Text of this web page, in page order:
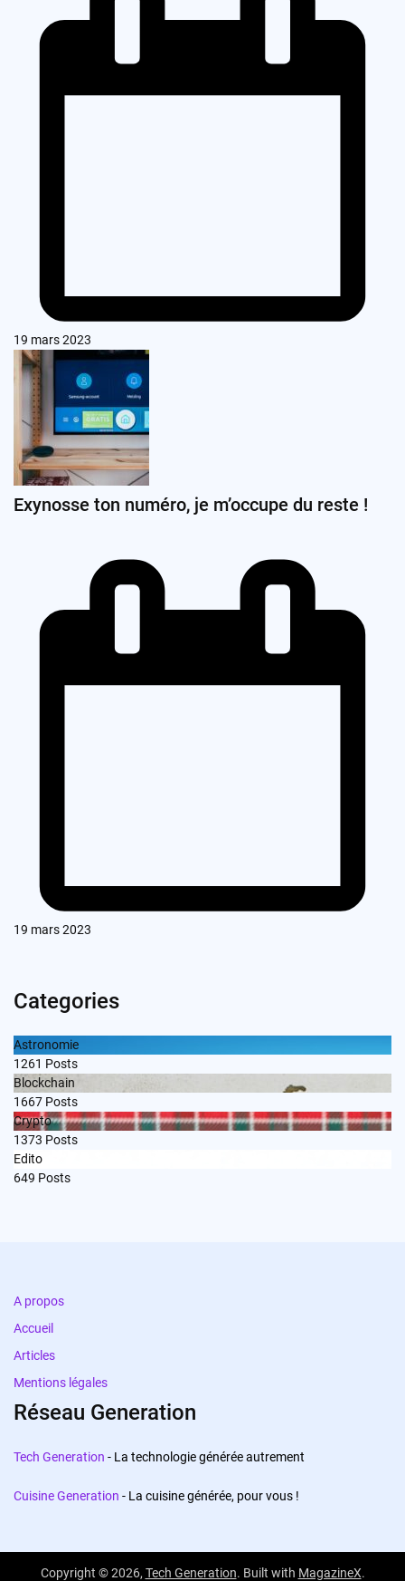
19 mars 2023
Exynosse ton numéro, je m’occupe du reste !
19 mars 2023
Categories
Astronomie
1261 Posts
Blockchain
1667 Posts
Crypto
1373 Posts
Edito
649 Posts
A propos
Accueil
Articles
Mentions légales
Réseau Generation
Tech Generation - La technologie générée autrement
Cuisine Generation - La cuisine générée, pour vous !
Copyright © 2026, Tech Generation. Built with MagazineX.